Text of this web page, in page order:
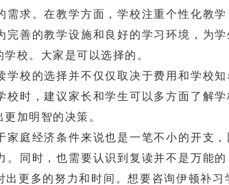
需求。在教学方面，学校注重个性化教
完善的教学设施和良好的学习环境，为
校。大家是可以选择的。
校的选择并不仅仅取决于费用和学校知
校时，建议家长和学生可以多方面了解
加明智的决策。
经济条件来说也是一笔不小的开支，
。同时，也需要认识到复读并不是万能
出更多的努力和时间。想要咨询伊顿补